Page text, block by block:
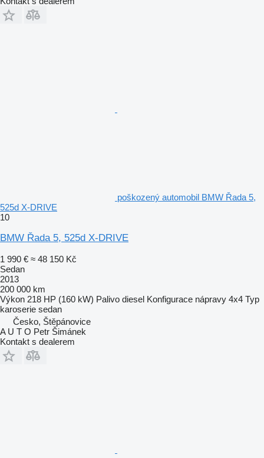
poškozený automobil BMW Řada 5,
525d X-DRIVE
10
BMW Řada 5, 525d X-DRIVE
1 990 € ≈ 48 150 Kč
Sedan
2013
200 000 km
Výkon 218 HP (160 kW) Palivo diesel Konfigurace nápravy 4x4 Typ
karoserie sedan
Česko, Štěpánovice
A U T O Petr Šimánek
Kontakt s dealerem